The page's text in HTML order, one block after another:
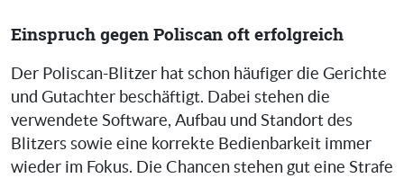
Einspruch gegen Poliscan oft erfolgreich
Der Poliscan-Blitzer hat schon häufiger die Gerichte
und Gutachter beschäftigt. Dabei stehen die
verwendete Software, Aufbau und Standort des
Blitzers sowie eine korrekte Bedienbarkeit immer
wieder im Fokus. Die Chancen stehen gut eine Strafe